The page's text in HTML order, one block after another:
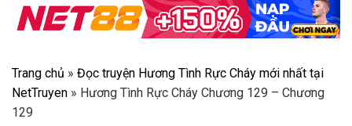
Trang chủ » Đọc truyện Hương Tình Rực Cháy mới nhất tại
NetTruyen » Hương Tình Rực Cháy Chương 129 – Chương
129